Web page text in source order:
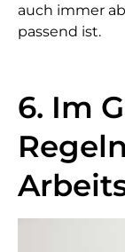
auch immer
passend ist.
6. Im